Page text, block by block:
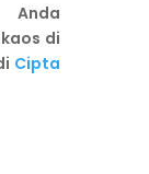
Anda
di
Cipta